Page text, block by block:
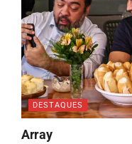
DESTAQUES
Array